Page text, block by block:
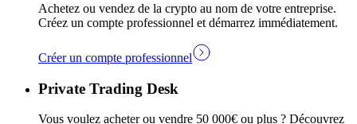
Achetez ou vendez de la crypto au nom de votre entreprise.
Créez un compte professionnel et démarrez immédiatement.
Créer un compte professionnel
Private Trading Desk
Vous voulez acheter ou vendre 50 000€ ou plus ? Découvrez